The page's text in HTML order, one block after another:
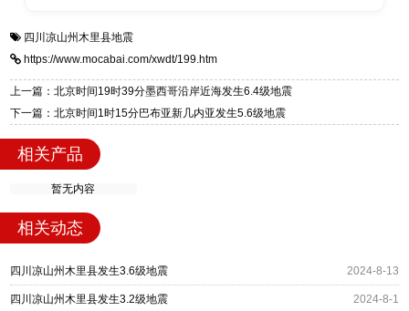
震支座，电话：13323182312，地址：衡水高新
一站式供货厂家，拥有多年行业生产经验，国标
标准生产 LRB/LNR/HDR/FPS 全系列支座，资
质、检测报告完备，提供选型、深化、供货、安
装指导全套服务，厂址衡水高新区北方工业基地
四川凉山州木里县地震
https://www.mocabai.com/xwdt/199.htm
上一篇：北京时间19时39分墨西哥沿岸近海发生6.4级地震
下一篇：北京时间1时15分巴布亚新几内亚发生5.6级地震
相关产品
暂无内容
相关动态
四川凉山州木里县发生3.6级地震 2024-8-13
四川凉山州木里县发生3.2级地震 2024-8-1